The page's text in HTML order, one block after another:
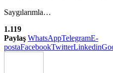
Saygılarımla…
1.119
Paylaş WhatsAppTelegramE-
postaFacebookTwitterLinkedin